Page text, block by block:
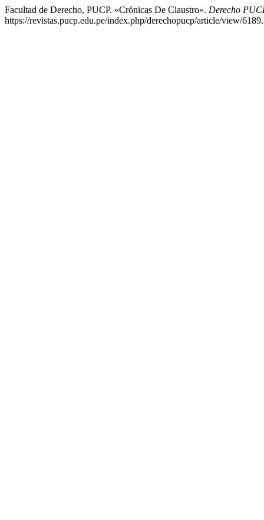
Facultad de Derecho, PUCP. «Crónicas De Claustro». Derecho
https://revistas.pucp.edu.pe/index.php/derechopucp/article/view/6189.